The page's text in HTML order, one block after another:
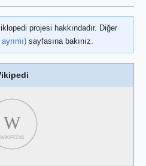
projesi hakkındadır. Diğer
sayfasına bakınız.
W
WIKIPEDIA